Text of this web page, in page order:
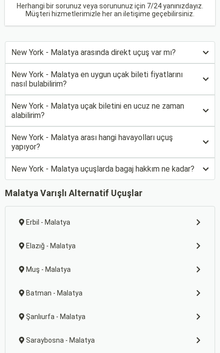
Herhangi bir sorunuz veya sorununuz için 7/24 yanınızdayız.
Müşteri hizmetlerimizle her an iletişime geçebilirsiniz.
New York - Malatya arasında direkt uçuş var mı?
New York - Malatya en uygun uçak bileti fiyatlarını
nasıl bulabilirim?
New York - Malatya uçak biletini en ucuz ne zaman
alabilirim?
New York - Malatya arası hangi havayolları uçuş
yapıyor?
New York - Malatya uçuşlarda bagaj hakkım ne kadar?
Malatya Varışlı Alternatif Uçuşlar
Erbil - Malatya
Elazığ - Malatya
Muş - Malatya
Batman - Malatya
Şanlıurfa - Malatya
Saraybosna - Malatya